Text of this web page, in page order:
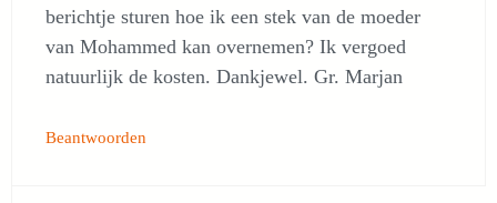
berichtje sturen hoe ik een stek van de moeder
van Mohammed kan overnemen? Ik vergoed
natuurlijk de kosten. Dankjewel. Gr. Marjan
Beantwoorden